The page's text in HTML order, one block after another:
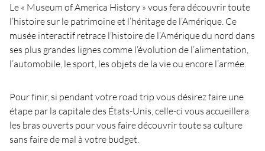
Le « Museum of America History » vous fera découvrir toute
l’histoire sur le patrimoine et l’héritage de l’Amérique. Ce
musée interactif retrace l’histoire de l’Amérique du nord dans
ses plus grandes lignes comme l’évolution de l’alimentation,
l’automobile, le sport, les objets de la vie ou encore l’armée.
Pour finir, si pendant votre road trip vous désirez faire une
étape par la capitale des États-Unis, celle-ci vous accueillera
les bras ouverts pour vous faire découvrir toute sa culture
sans faire de mal à votre budget.